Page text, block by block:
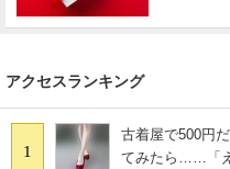
アクセスランキング
1
古着屋で500円
てみたら……「